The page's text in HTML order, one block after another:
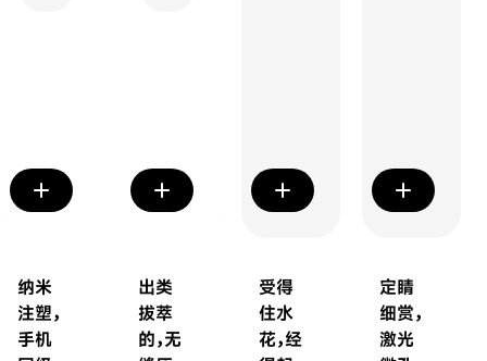
add
纳米
注塑，
手机
add
出类
拔萃
的，无
add
受得
住水
花，经
add
定睛
细赏，‌
激光